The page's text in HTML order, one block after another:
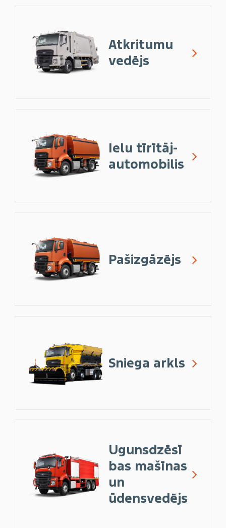
Atkritumu
vedējs
Ielu tīrītāj-
automobilis
Pašizgāzējs
Sniega arkls
Ugunsdzēsī
bas mašīnas
un
ūdensvedējs